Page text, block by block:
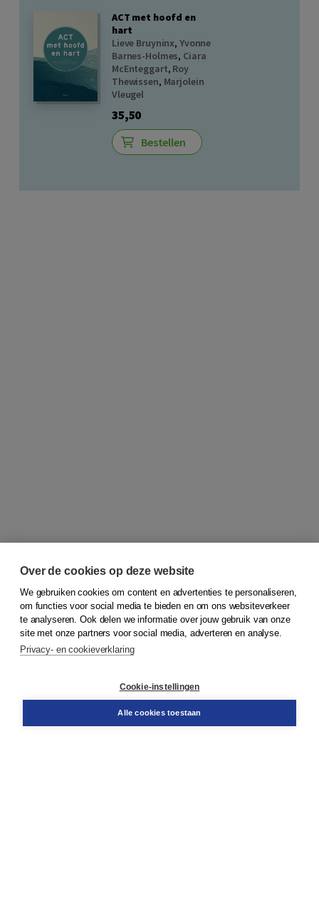
ACT met hoofd en
hart
Lieve Bruyninx, Yvonne
Barnes-Holmes, Ciara
McEnteggart, Roy
Thewissen, Marjolein
Vleugel
35,50
Bestellen
© 2026Koninklijke Boom uitgevers
Bestellen
Over de cookies op deze website
We gebruiken cookies om content en advertenties te personaliseren,
om functies voor social media te bieden en om ons websiteverkeer
te analyseren. Ook delen we informatie over jouw gebruik van onze
site met onze partners voor social media, adverteren en analyse.
Privacy- en cookieverklaring
Cookie-instellingen
Alle cookies toestaan